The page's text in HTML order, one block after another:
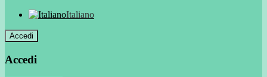
Italiano
Accedi
Accedi